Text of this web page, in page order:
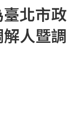
北市政
人暨調